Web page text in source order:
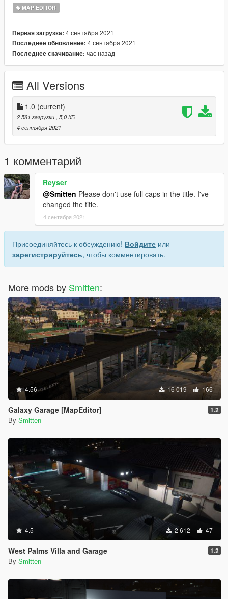
** Install **
the main GTA folder and load it through MAP EDITOR
PLEASE DO REDISTRUBUTE AND GIVE CREDIT WHERE ITS
DUE.....THANKS!!!
MAP EDITOR
Первая загрузка: 4 сентября 2021
Последнее обновление: 4 сентября 2021
Последнее скачивание: час назад
All Versions
1.0 (current)
2 581 загрузки, 5,0 КБ
4 сентября 2021
1 комментарий
Reyser
@Smitten Please don't use full caps in the title. I've
changed the title.
4 сентября 2021
Присоединяйтесь к обсуждению! Войдите или
зарегистрируйтесь, чтобы комментировать.
More mods by Smitten:
4.56 16 019 166
Galaxy Garage [MapEditor] 1.2
By Smitten
4.5 2 612 47
West Palms Villa and Garage 1.2
By Smitten